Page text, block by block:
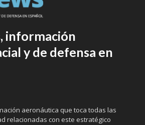
información
y de defensa en
aeronáutica que toca todas las
relacionadas con este estratégico